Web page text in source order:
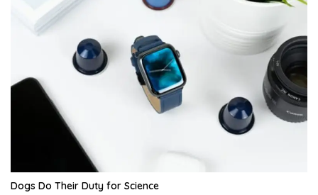
Dogs Do Their Duty for Science